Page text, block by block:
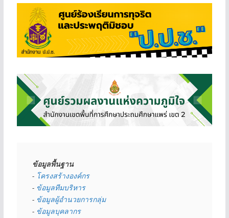
ข้อมูลพื้นฐาน
- โครงสร้างองค์กร
- ข้อมูลทีมบริหาร
- ข้อมูลผู้อำนวยการกลุ่ม
- ข้อมูลบุคลากร